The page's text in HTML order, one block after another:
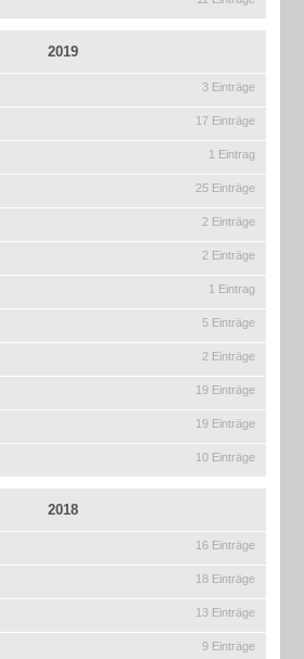
2019
3 Einträge
17 Einträge
1 Eintrag
25 Einträge
2 Einträge
2 Einträge
1 Eintrag
5 Einträge
2 Einträge
19 Einträge
19 Einträge
10 Einträge
2018
16 Einträge
18 Einträge
13 Einträge
9 Einträge